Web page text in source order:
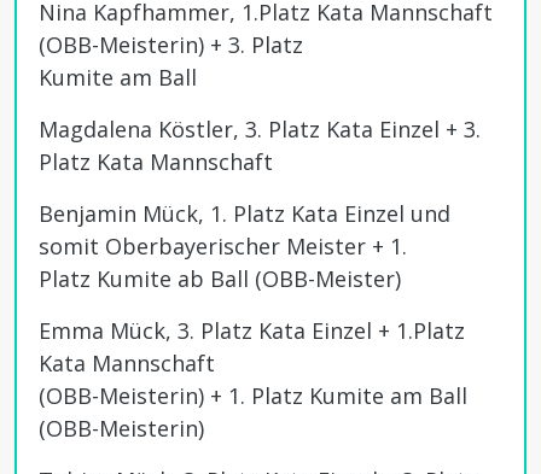
Nina Kapfhammer, 1.Platz Kata Mannschaft
(OBB-Meisterin) + 3. Platz
Kumite am Ball
Magdalena Köstler, 3. Platz Kata Einzel + 3.
Platz Kata Mannschaft
Benjamin Mück, 1. Platz Kata Einzel und
somit Oberbayerischer Meister + 1.
Platz Kumite ab Ball (OBB-Meister)
Emma Mück, 3. Platz Kata Einzel + 1.Platz
Kata Mannschaft
(OBB-Meisterin) + 1. Platz Kumite am Ball
(OBB-Meisterin)